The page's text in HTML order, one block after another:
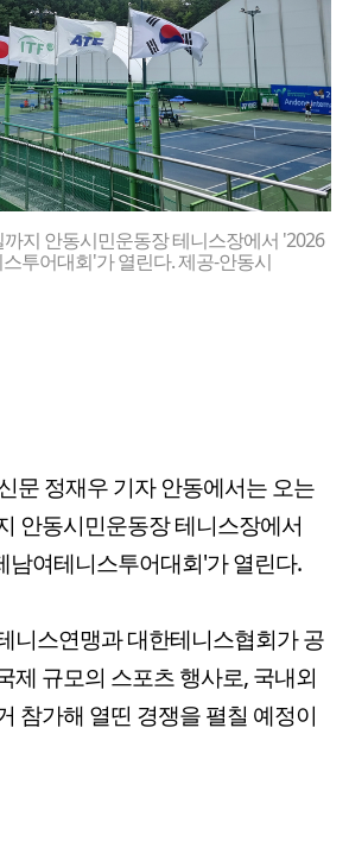
지 안동시민운동장 테니스장에서 '2026
투어대회'가 열린다. 제공-안동시
문 정재우 기자 안동에서는 오는
안동시민운동장 테니스장에서
남여테니스투어대회'가 열린다.
니스연맹과 대한테니스협회가 공
제 규모의 스포츠 행사로, 국내외
참가해 열띤 경쟁을 펼칠 예정이